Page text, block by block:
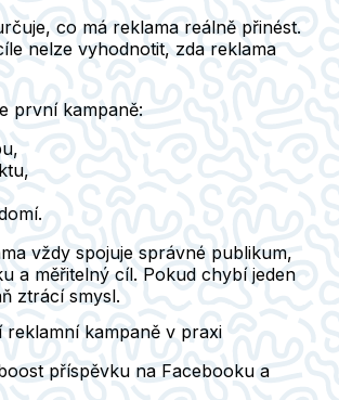
co má reklama reálně přinést.
nelze vyhodnotit, zda reklama
první kampaně:
vždy spojuje správné publikum,
a měřitelný cíl. Pokud chybí jeden
ztrácí smysl.
reklamní kampaně v praxi
příspěvku na Facebooku a